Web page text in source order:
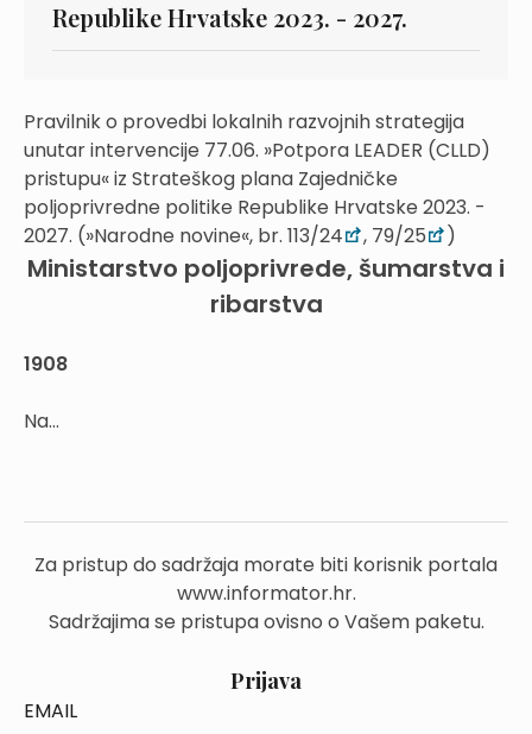
Republike Hrvatske 2023. - 2027.
Pravilnik o provedbi lokalnih razvojnih strategija
unutar intervencije 77.06. »Potpora LEADER (CLLD)
pristupu« iz Strateškog plana Zajedničke
poljoprivredne politike Republike Hrvatske 2023. -
2027. (»Narodne novine«, br. 113/24
, 79/25 )
Ministarstvo poljoprivrede, šumarstva i
ribarstva
1908
Na...
Za pristup do sadržaja morate biti korisnik portala
www.informator.hr.
Sadržajima se pristupa ovisno o Vašem paketu.
Prijava
EMAIL